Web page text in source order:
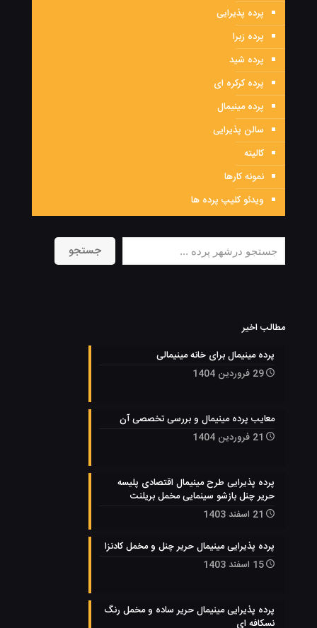
پرده پذیرایی
پرده زبرا
پرده شید
پرده کرکره ای
پرده مینیمال
سالن پذیرایی
کالیته
نمونه کارها
ویدئو کلیپ پرده ها
جستجو جستجو
مطالب اخیر
پرده مینیمال برای خانه مینیمالی
29 فروردین 1404
معایب پرده مینیمال و بررسی تخصصی آن
21 فروردین 1404
پرده پذیرایی طرح مینیمال اقتصادی پلیسه
حریر چنل بازشو سینمایی مخمل بریلنت
21 اسفند 1403
پرده پذیرایی مینیمال حریر چنل و مخمل کادنزا
15 اسفند 1403
پرده پذیرایی مینیمال حریر ساده و مخمل رنگ
نسکافه ای